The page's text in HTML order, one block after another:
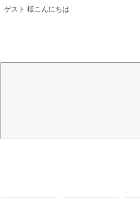
ゲスト 様こんにちは